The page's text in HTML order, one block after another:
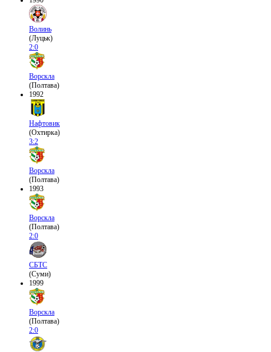
Волинь
(Луцьк)
2:0
Ворскла
(Полтава)
1992
Нафтовик
(Охтирка)
3:2
Ворскла
(Полтава)
1993
Ворскла
(Полтава)
2:0
СБТС
(Суми)
1999
Ворскла
(Полтава)
2:0